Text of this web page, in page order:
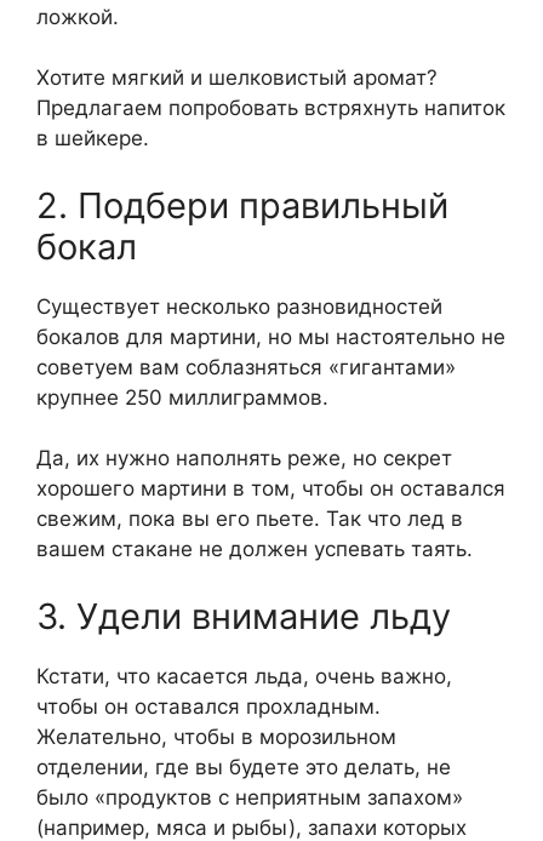
ложкой.
Хотите мягкий и шелковистый аромат?
Предлагаем попробовать встряхнуть напиток
в шейкере.
2. Подбери правильный
бокал
Существует несколько разновидностей
бокалов для мартини, но мы настоятельно не
советуем вам соблазняться «гигантами»
крупнее 250 миллиграммов.
Да, их нужно наполнять реже, но секрет
хорошего мартини в том, чтобы он оставался
свежим, пока вы его пьете. Так что лед в
вашем стакане не должен успевать таять.
3. Удели внимание льду
Кстати, что касается льда, очень важно,
чтобы он оставался прохладным.
Желательно, чтобы в морозильном
отделении, где вы будете это делать, не
было «продуктов с неприятным запахом»
(например, мяса и рыбы), запахи которых